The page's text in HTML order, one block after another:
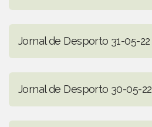
Jornal de Desporto 31-05-22
Jornal de Desporto 30-05-22